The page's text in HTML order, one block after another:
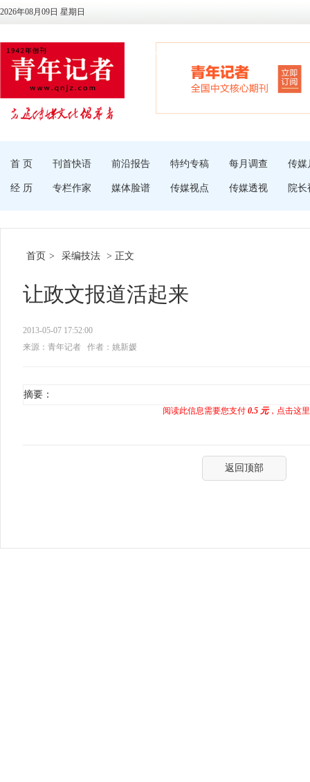
2026年08月09日 星期日
首 页 刊首快语 前沿报告 特约专稿 每月调查 传媒
经 历 专栏作家 媒体脸谱 传媒视点 传媒透视 院长
首页 > 采编技法 > 正文
让政文报道活起来
2013-05-07 17:52:00
来源：青年记者
作者：姚新媛
摘要：
阅读此信息需要您支付 0.5 元，点击这
返回顶部